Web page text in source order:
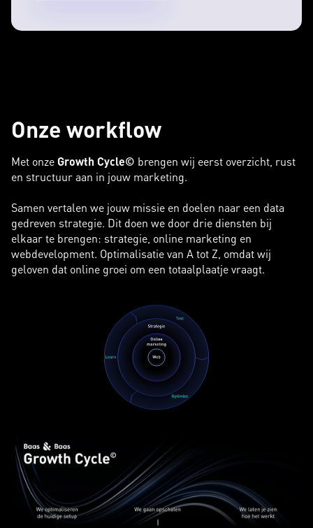
Onze workflow
Met onze Growth Cycle© brengen wij eerst overzicht, rust
en structuur aan in jouw marketing.
Samen vertalen we jouw missie en doelen naar een data
gedreven strategie. Dit doen we door drie diensten bij
elkaar te brengen: strategie, online marketing en
webdevelopment. Optimalisatie van A tot Z, omdat wij
geloven dat online groei om een totaalplaatje vraagt.